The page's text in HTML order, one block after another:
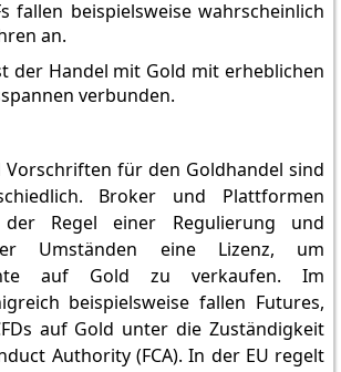
fallen beispielsweise wahrscheinlich
an.
der Handel mit Gold mit erheblichen
verbunden.
Vorschriften für den Goldhandel sind
Broker und Plattformen
Regel einer Regulierung und
Umständen eine Lizenz, um
auf Gold zu verkaufen. Im
beispielsweise fallen Futures,
auf Gold unter die Zuständigkeit
Authority (FCA). In der EU regelt